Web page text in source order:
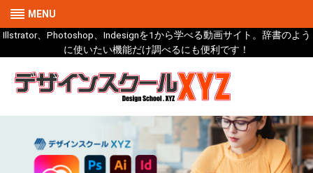
MENU
Illstrator、Photoshop、Indesignを1から学べる動画サイト。辞書のよう
に使いたい機能だけ調べるにも便利です！